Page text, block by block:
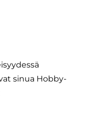
sinua Hobby-